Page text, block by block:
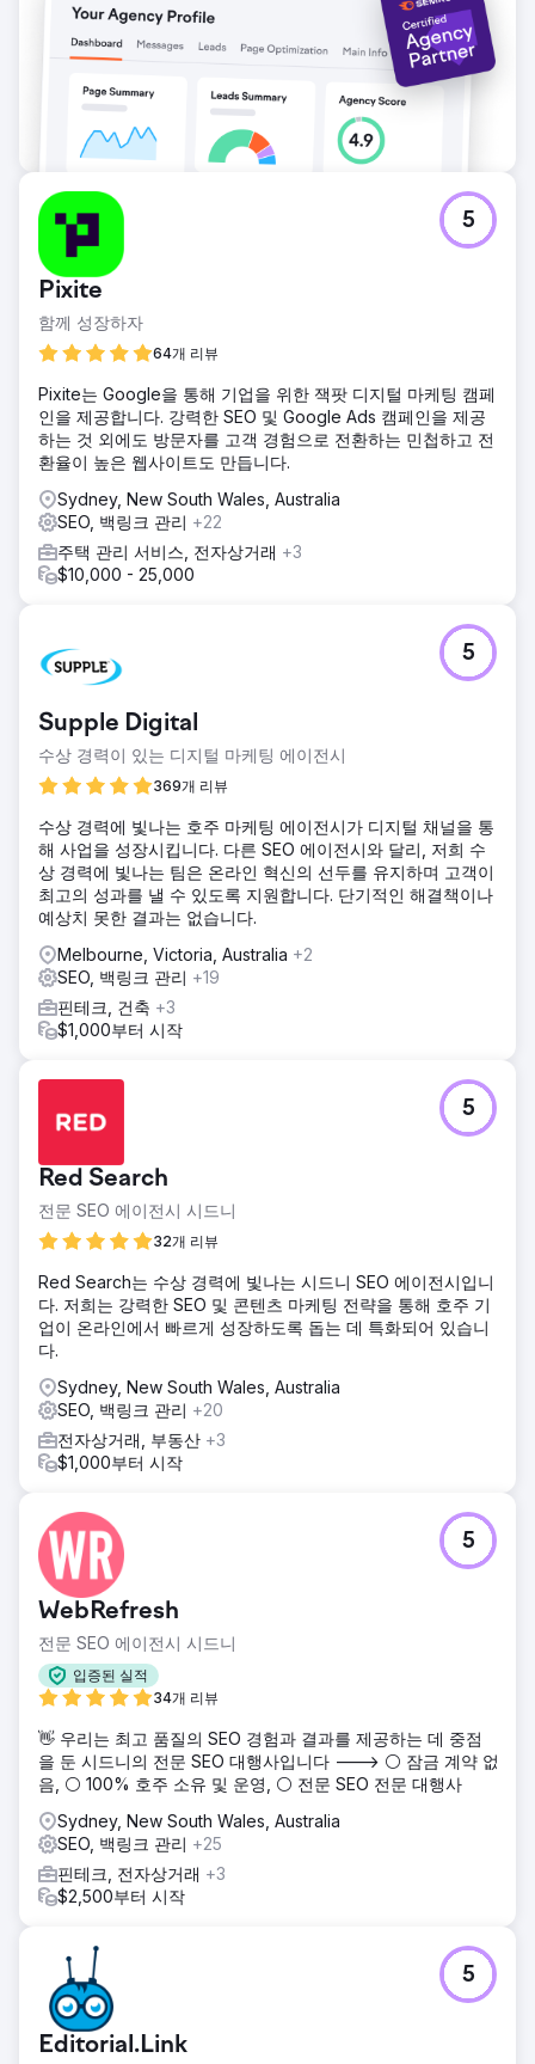
Pixite
함께 성장하자
64개 리뷰
5
Pixite는 Google을 통해 기업을 위한 잭팟 디지털 마케팅 캠페
인을 제공합니다. 강력한 SEO 및 Google Ads 캠페인을 제공
하는 것 외에도 방문자를 고객 경험으로 전환하는 민첩하고 전
환율이 높은 웹사이트도 만듭니다.
Sydney, New South Wales, Australia
SEO, 백링크 관리 +22
주택 관리 서비스, 전자상거래 +3
$10,000 - 25,000
Supple Digital
수상 경력이 있는 디지털 마케팅 에이전시
369개 리뷰
5
수상 경력에 빛나는 호주 마케팅 에이전시가 디지털 채널을 통
해 사업을 성장시킵니다. 다른 SEO 에이전시와 달리, 저희 수
상 경력에 빛나는 팀은 온라인 혁신의 선두를 유지하며 고객이
최고의 성과를 낼 수 있도록 지원합니다. 단기적인 해결책이나
예상치 못한 결과는 없습니다.
Melbourne, Victoria, Australia +2
SEO, 백링크 관리 +19
핀테크, 건축 +3
$1,000부터 시작
Red Search
전문 SEO 에이전시 시드니
32개 리뷰
5
Red Search는 수상 경력에 빛나는 시드니 SEO 에이전시입니
다. 저희는 강력한 SEO 및 콘텐츠 마케팅 전략을 통해 호주 기
업이 온라인에서 빠르게 성장하도록 돕는 데 특화되어 있습니
다.
Sydney, New South Wales, Australia
SEO, 백링크 관리 +20
전자상거래, 부동산 +3
$1,000부터 시작
WebRefresh
전문 SEO 에이전시 시드니
입증된 실적
34개 리뷰
5
👋 우리는 최고 품질의 SEO 경험과 결과를 제공하는 데 중점
을 둔 시드니의 전문 SEO 대행사입니다 ---> ⚪ 잠금 계약 없
음, ⚪ 100% 호주 소유 및 운영, ⚪ 전문 SEO 전문 대행사
Sydney, New South Wales, Australia
SEO, 백링크 관리 +25
핀테크, 전자상거래 +3
$2,500부터 시작
Editorial.Link
5